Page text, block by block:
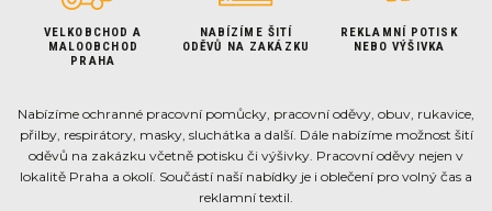
VELKOBCHOD A
MALOOBCHOD
PRAHA
NABÍZÍME ŠITÍ
ODĚVŮ NA ZAKÁZKU
REKLAMNÍ POTISK
NEBO VÝŠIVKA
Nabízíme ochranné pracovní pomůcky, pracovní oděvy, obuv, rukavice,
přilby, respirátory, masky, sluchátka a další. Dále nabízíme možnost šití
oděvů na zakázku včetně potisku či výšivky. Pracovní oděvy nejen v
lokalitě Praha a okolí. Součástí naší nabídky je i oblečení pro volný čas a
reklamní textil.